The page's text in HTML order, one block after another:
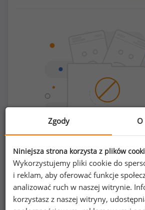
Chcesz porównać swoje
Sprawdź ile powinieneś
Zgody
Niniejsza strona korzysta z plików
Wykorzystujemy pliki cookie do
i reklam, aby oferować funkcje
analizować ruch w naszej witrynie.
korzystasz z naszej witryny,